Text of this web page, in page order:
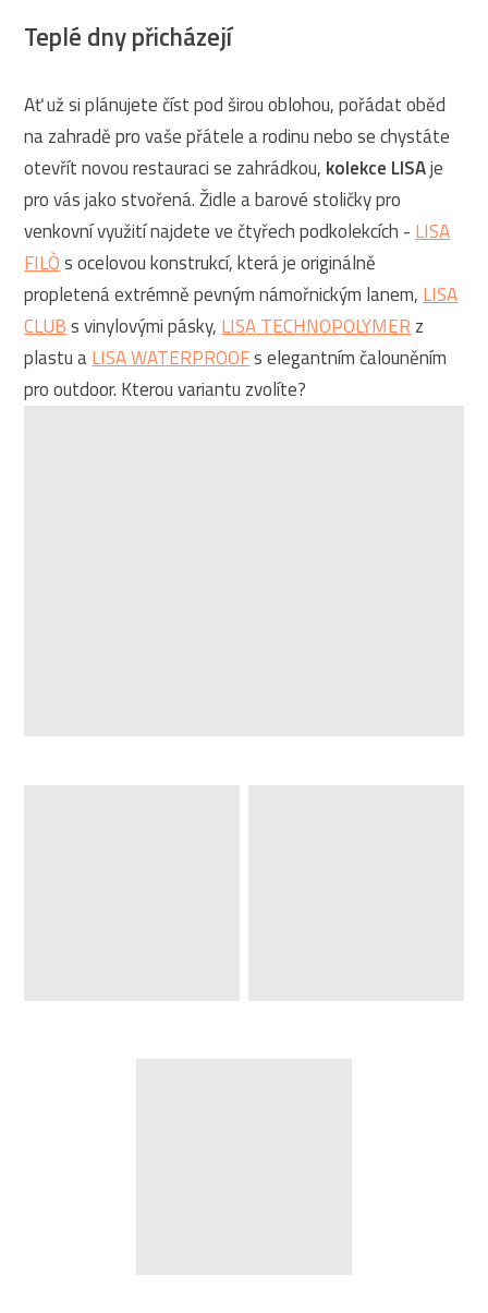
Teplé dny přicházejí
Ať už si plánujete číst pod širou oblohou, pořádat oběd
na zahradě pro vaše přátele a rodinu nebo se chystáte
otevřít novou restauraci se zahrádkou, kolekce LISAje
pro vás jako stvořená. Židle a barové stoličky pro
venkovní využití najdete ve čtyřech podkolekcích -LISA
FILÒs ocelovou konstrukcí, která je originálně
propletená extrémně pevným námořnickým lanem,LISA
CLUBs vinylovými pásky,LISA TECHNOPOLYMERz
plastu aLISA WATERPROOFs elegantním čalouněním
pro outdoor. Kterou variantu zvolíte?